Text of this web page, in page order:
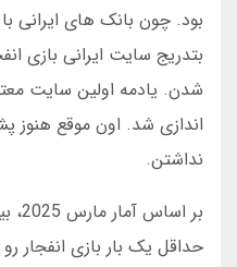
بود. چون بانک های ایرانی
بتدریج سایت ایرانی بازی
نداشتن.
حداقل یک بار بازی انفجار